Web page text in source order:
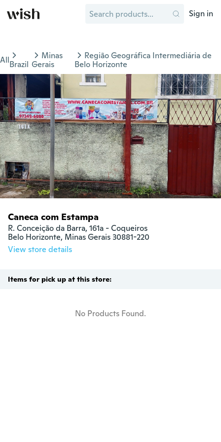
Sign in
AllBrazil
Minas
Gerais
Região Geográfica Intermediária de
Belo Horizonte
Caneca com Estampa
R. Conceição da Barra, 161a - Coqueiros
Belo Horizonte, Minas Gerais 30881-220
View store details
Items for pick up at this store:
No Products Found.